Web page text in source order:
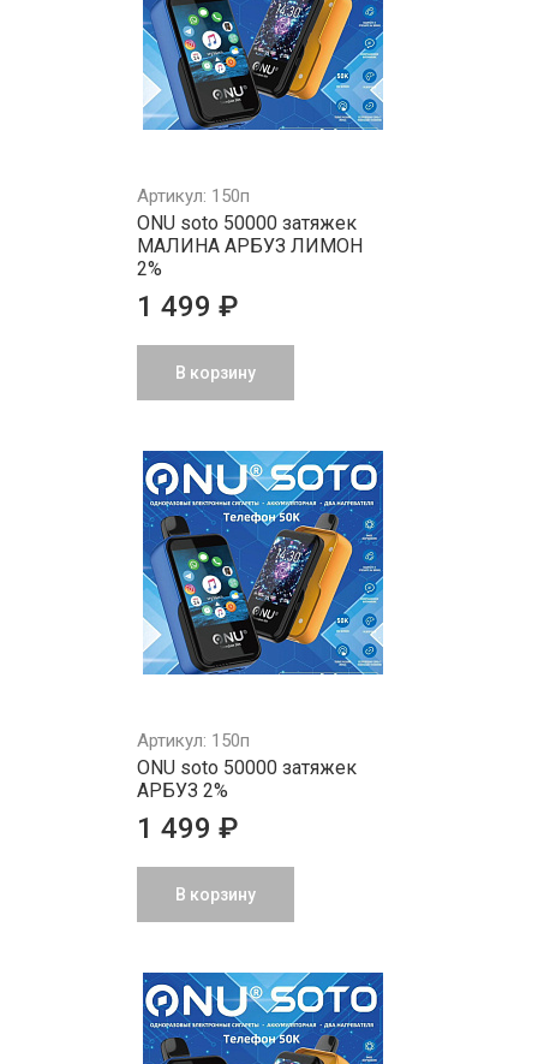
Артикул: 150п
ONU soto 50000 затяжек
МАЛИНА АРБУЗ ЛИМОН
2%
1 499 ₽
В корзину
Артикул: 150п
ONU soto 50000 затяжек
АРБУЗ 2%
1 499 ₽
В корзину